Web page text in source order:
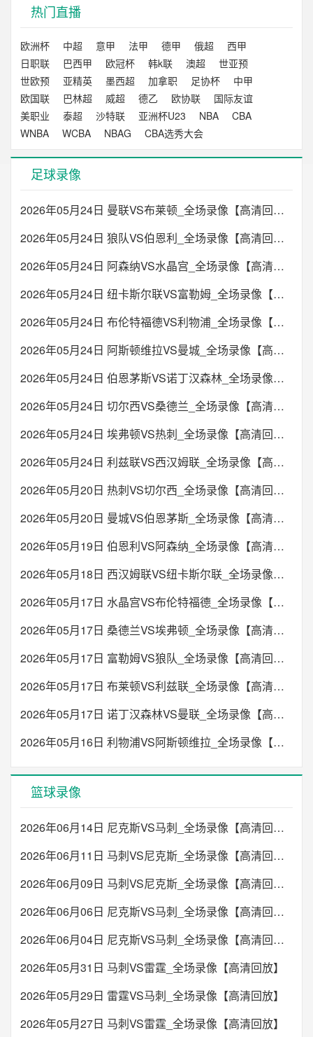
热门直播
欧洲杯 中超 意甲 法甲 德甲 俄超
西甲
日职联
巴西甲 欧冠杯 韩k联 澳超
世亚预
世欧预
亚精英 墨西超 加拿职 足协杯
中甲
欧国联
巴林超 威超 德乙 欧协联
国际友谊
美职业
泰超 沙特联 亚洲杯U23 NBA
CBA
WNBA
WCBA NBAG CBA选秀大会
足球录像
2026年05月24日 曼联VS布莱顿_全场录像【高清回放】
2026年05月24日 狼队VS伯恩利_全场录像【高清回放】
2026年05月24日 阿森纳VS水晶宫_全场录像【高清回放】
2026年05月24日 纽卡斯尔联VS富勒姆_全场录像【高清回放】
2026年05月24日 布伦特福德VS利物浦_全场录像【高清回放】
2026年05月24日 阿斯顿维拉VS曼城_全场录像【高清回放】
2026年05月24日 伯恩茅斯VS诺丁汉森林_全场录像【高清回放】
2026年05月24日 切尔西VS桑德兰_全场录像【高清回放】
2026年05月24日 埃弗顿VS热刺_全场录像【高清回放】
2026年05月24日 利兹联VS西汉姆联_全场录像【高清回放】
2026年05月20日 热刺VS切尔西_全场录像【高清回放】
2026年05月20日 曼城VS伯恩茅斯_全场录像【高清回放】
2026年05月19日 伯恩利VS阿森纳_全场录像【高清回放】
2026年05月18日 西汉姆联VS纽卡斯尔联_全场录像【高清回放】
2026年05月17日 水晶宫VS布伦特福德_全场录像【高清回放】
2026年05月17日 桑德兰VS埃弗顿_全场录像【高清回放】
2026年05月17日 富勒姆VS狼队_全场录像【高清回放】
2026年05月17日 布莱顿VS利兹联_全场录像【高清回放】
2026年05月17日 诺丁汉森林VS曼联_全场录像【高清回放】
2026年05月16日 利物浦VS阿斯顿维拉_全场录像【高清回放】
篮球录像
2026年06月14日 尼克斯VS马刺_全场录像【高清回放】
2026年06月11日 马刺VS尼克斯_全场录像【高清回放】
2026年06月09日 马刺VS尼克斯_全场录像【高清回放】
2026年06月06日 尼克斯VS马刺_全场录像【高清回放】
2026年06月04日 尼克斯VS马刺_全场录像【高清回放】
2026年05月31日 马刺VS雷霆_全场录像【高清回放】
2026年05月29日 雷霆VS马刺_全场录像【高清回放】
2026年05月27日 马刺VS雷霆_全场录像【高清回放】